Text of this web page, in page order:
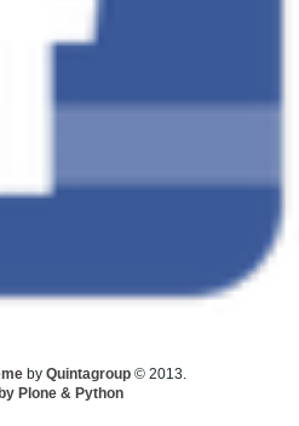
by Quintagroup© 2013.
Plone & Python